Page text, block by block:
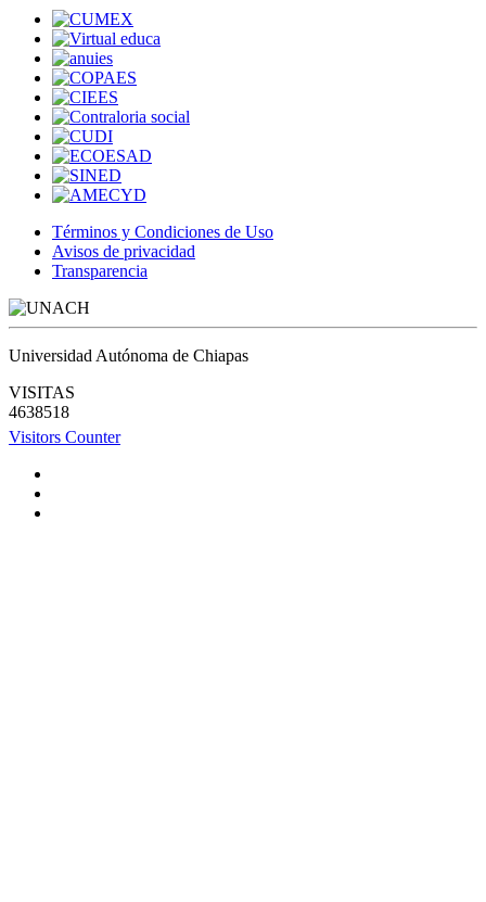
Términos y Condiciones de Uso
Avisos de privacidad
Transparencia
Universidad Autónoma de Chiapas
VISITAS
4638518
Visitors Counter